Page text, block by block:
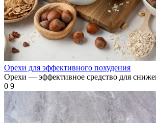
Орехи для эффективного похудения
Орехи — эффективное средство для
0 9